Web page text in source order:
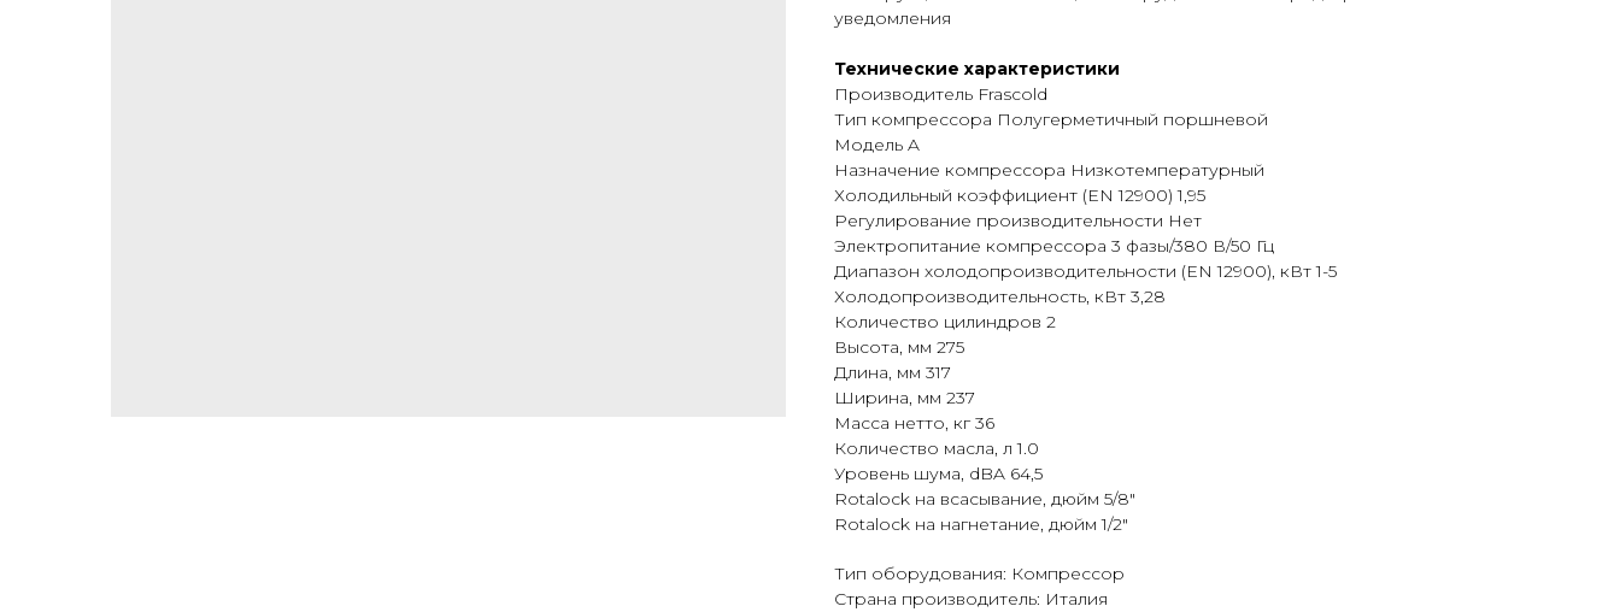
уведомления
Технические характеристики
Производитель Frascold
Тип компрессора Полугерметичный поршневой
Модель A
Назначение компрессора Низкотемпературный
Холодильный коэффициент (EN 12900) 1,95
Регулирование производительности Нет
Электропитание компрессора 3 фазы/380 В/50 Гц
Диапазон холодопроизводительности (EN 12900), кВт 1-5
Холодопроизводительность, кВт 3,28
Количество цилиндров 2
Высота, мм 275
Длина, мм 317
Ширина, мм 237
Масса нетто, кг 36
Количество масла, л 1.0
Уровень шума, dBA 64,5
Rotalock на всасывание, дюйм 5/8"
Rotalock на нагнетание, дюйм 1/2"
Тип оборудования: Компрессор
Страна производитель: Италия